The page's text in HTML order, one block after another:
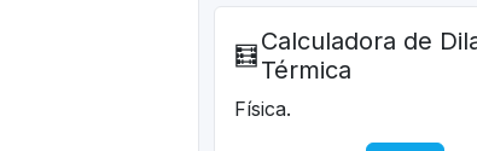
🧮 Calculadora de
Térmica
Física.